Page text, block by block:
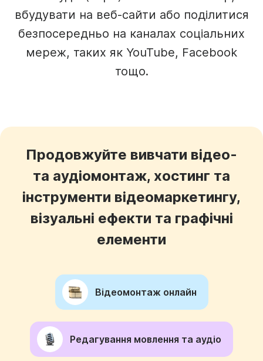
вбудувати на веб-сайти або поділитися
безпосередньо на каналах соціальних
мереж, таких як YouTube, Facebook
тощо.
Продовжуйте вивчати відео-
та аудіомонтаж, хостинг та
інструменти відеомаркетингу,
візуальні ефекти та графічні
елементи
Відеомонтаж онлайн
Редагування мовлення та аудіо